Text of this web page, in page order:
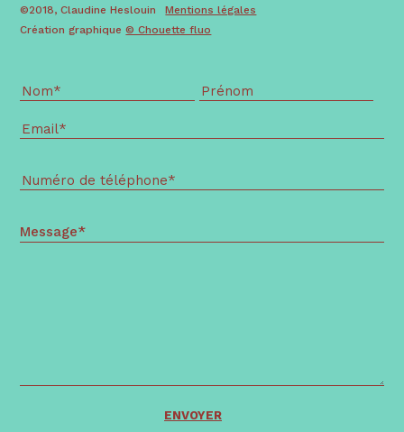
©2018, Claudine Heslouin
Mentions légales
Création graphique© Chouette fluo
Message*